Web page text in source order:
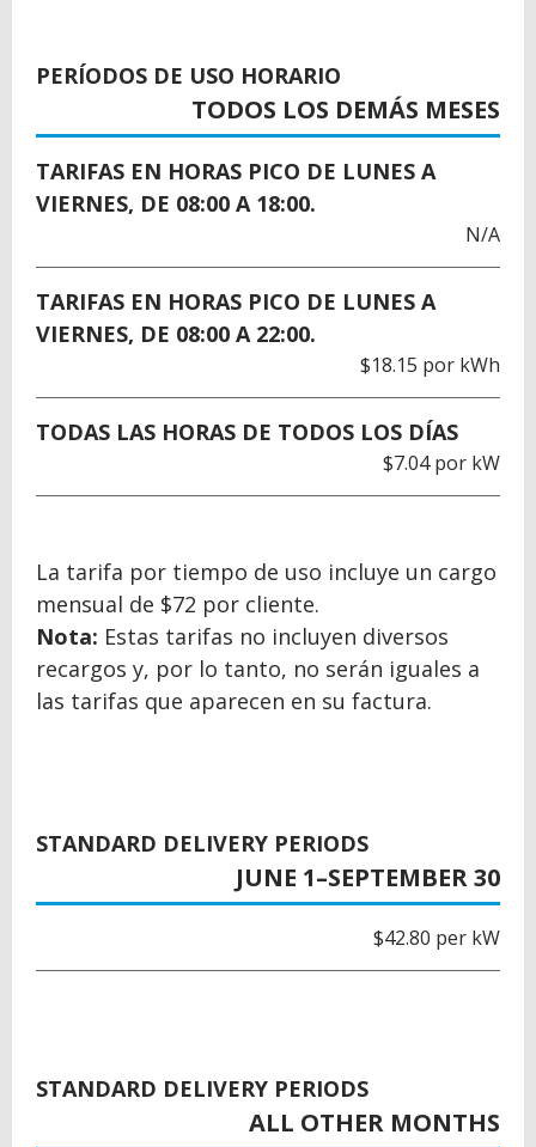
PERÍODOS DE USO HORARIO
TODOS LOS DEMÁS MESES
TARIFAS EN HORAS PICO DE LUNES A
VIERNES, DE 08:00 A 18:00.
N/A
TARIFAS EN HORAS PICO DE LUNES A
VIERNES, DE 08:00 A 22:00.
$18.15 por kWh
TODAS LAS HORAS DE TODOS LOS DÍAS
$7.04 por kW
La tarifa por tiempo de uso incluye un cargo
mensual de $72 por cliente.
Nota: Estas tarifas no incluyen diversos
recargos y, por lo tanto, no serán iguales a
las tarifas que aparecen en su factura.
STANDARD DELIVERY PERIODS
JUNE 1–SEPTEMBER 30
$42.80 per kW
STANDARD DELIVERY PERIODS
ALL OTHER MONTHS